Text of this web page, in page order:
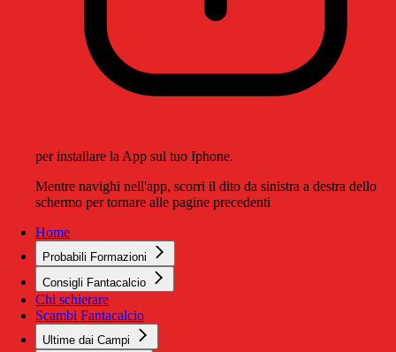
per installare la App sul tuo Iphone.
Mentre navighi nell'app, scorri il dito da sinistra a destra dello
schermo per tornare alle pagine precedenti
Home
Probabili Formazioni
Consigli Fantacalcio
Chi schierare
Scambi Fantacalcio
Ultime dai Campi